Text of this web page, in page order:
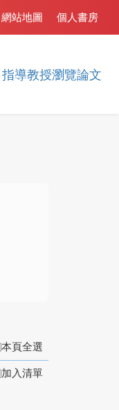
指導教授瀏覽論文
個人書房
網站地圖
本頁全選
加入清單